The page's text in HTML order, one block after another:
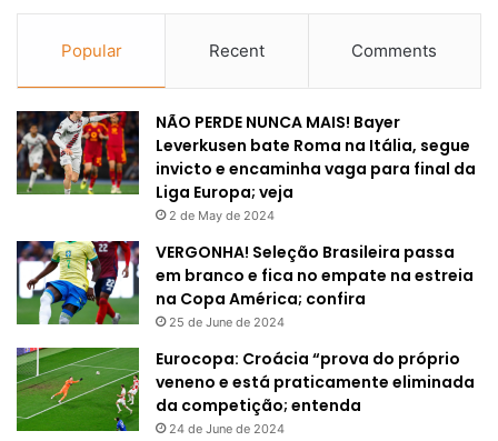
Popular Recent Comments
NÃO PERDE NUNCA MAIS! Bayer
Leverkusen bate Roma na Itália, segue
invicto e encaminha vaga para final da
Liga Europa; veja
2 de May de 2024
VERGONHA! Seleção Brasileira passa
em branco e fica no empate na estreia
na Copa América; confira
25 de June de 2024
Eurocopa: Croácia “prova do próprio
veneno e está praticamente eliminada
da competição; entenda
24 de June de 2024